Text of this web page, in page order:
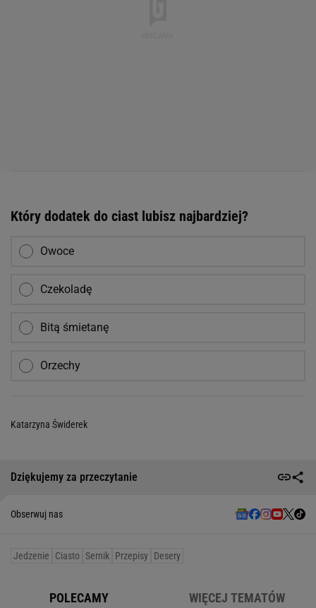
Który dodatek do ciast lubisz najbardziej?
Owoce
Czekoladę
Bitą śmietanę
Orzechy
Katarzyna Świderek
Dziękujemy za przeczytanie
Obserwuj nas
Jedzenie Ciasto Sernik Przepisy Desery
POLECAMY WIĘCEJ TEMATÓW